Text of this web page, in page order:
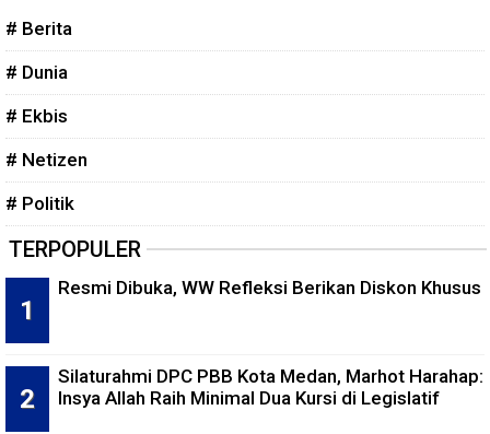
# Berita
# Dunia
# Ekbis
# Netizen
# Politik
TERPOPULER
Resmi Dibuka, WW Refleksi Berikan Diskon Khusus
Silaturahmi DPC PBB Kota Medan, Marhot Harahap:
Insya Allah Raih Minimal Dua Kursi di Legislatif